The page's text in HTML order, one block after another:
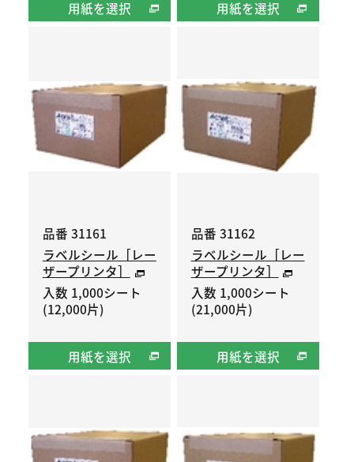
用紙を選択 用紙を選択
品番 31161
ラベルシール［レー
ザープリンタ］
入数 1,000シート
(12,000片)
用紙を選択
品番 31162
ラベルシール［レー
ザープリンタ］
入数 1,000シート
(21,000片)
用紙を選択